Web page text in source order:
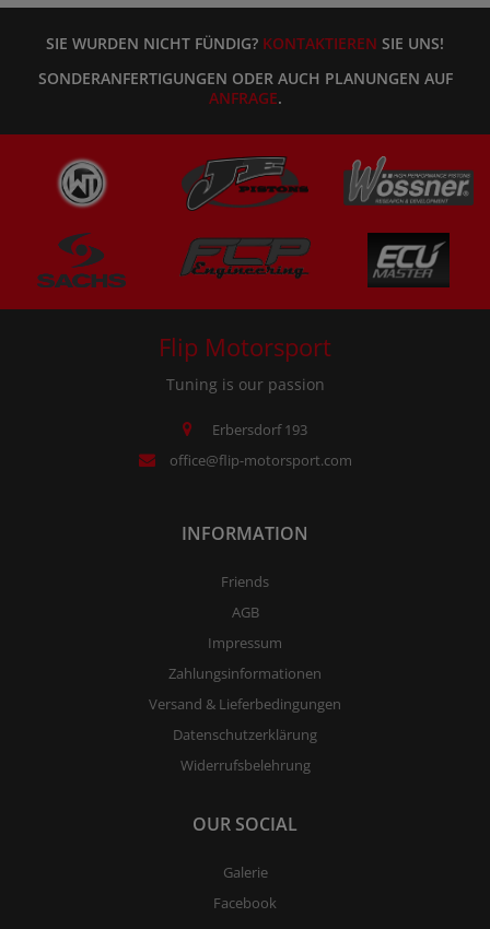
SIE WURDEN NICHT FÜNDIG? KONTAKTIEREN SIE UNS!
SONDERANFERTIGUNGEN ODER AUCH PLANUNGEN AUF
ANFRAGE.
Flip Motorsport
Tuning is our passion
Erbersdorf 193
office@flip-motorsport.com
INFORMATION
Friends
AGB
Impressum
Zahlungsinformationen
Versand & Lieferbedingungen
Datenschutzerklärung
Widerrufsbelehrung
OUR SOCIAL
Galerie
Facebook